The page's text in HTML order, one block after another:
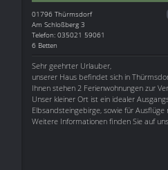
01796 Thürmsdorf
Am Schloßberg 3
Telefon: 035021 59061
6 Betten
Sehr geehrter Urlauber,
unserer Haus befindet sich in
Ihnen stehen 2 Ferienwohnungen zur
Unser kleiner Ort ist ein idealer
Elbsandsteingebirge, sowie für Ausflüge
Weitere Informationen finden Sie auf